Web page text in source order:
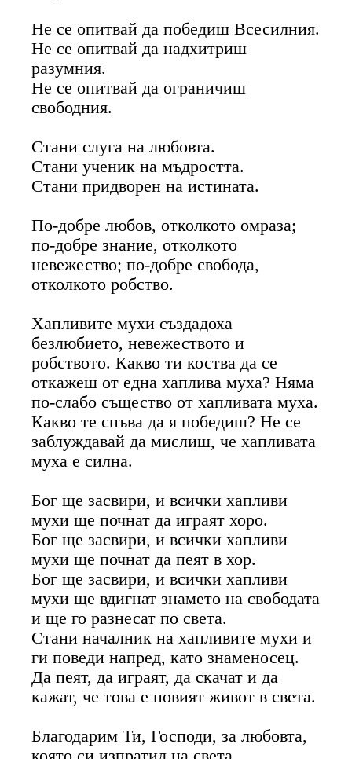
Не се опитвай да победиш Всесилния.
Не се опитвай да надхитриш
разумния.
Не се опитвай да ограничиш
свободния.
Стани слуга на любовта.
Стани ученик на мъдростта.
Стани придворен на истината.
По-добре любов, отколкото омраза;
по-добре знание, отколкото
невежество; по-добре свобода,
отколкото робство.
Хапливите мухи създадоха
безлюбието, невежеството и
робството. Какво ти коства да се
откажеш от една хаплива муха? Няма
по-слабо същество от хапливата муха.
Какво те спъва да я победиш? Не се
заблуждавай да мислиш, че хапливата
муха е силна.
Бог ще засвири, и всички хапливи
мухи ще почнат да играят хоро.
Бог ще засвири, и всички хапливи
мухи ще почнат да пеят в хор.
Бог ще засвири, и всички хапливи
мухи ще вдигнат знамето на свободата
и ще го разнесат по света.
Стани началник на хапливите мухи и
ги поведи напред, като знаменосец.
Да пеят, да играят, да скачат и да
кажат, че това е новият живот в света.
Благодарим Ти, Господи, за любовта,